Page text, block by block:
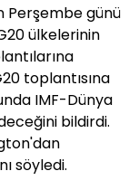
Perşembe günü
ülkelerinin
toplantısına
IMF-Dünya
bildirdi.
söyledi.